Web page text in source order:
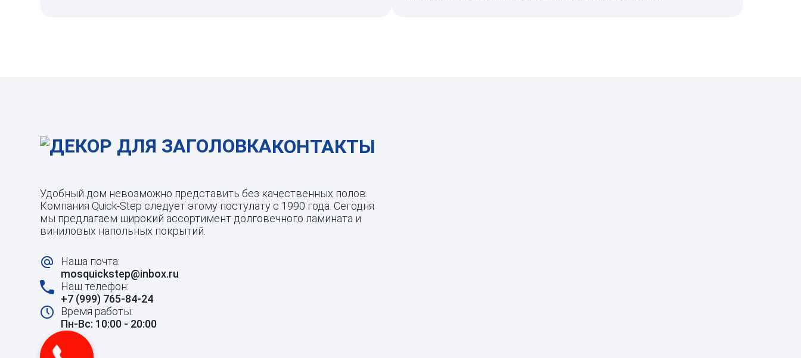
КОНТАКТЫ
Удобный дом невозможно представить без качественных полов.
Компания Quick-Step следует этому постулату с 1990 года. Сегодня
мы предлагаем широкий ассортимент долговечного ламината и
виниловых напольных покрытий.
Наша почта:
mosquickstep@inbox.ru
Наш телефон:
+7 (999) 765-84-24
Время работы:
Пн-Вс: 10:00 - 20:00